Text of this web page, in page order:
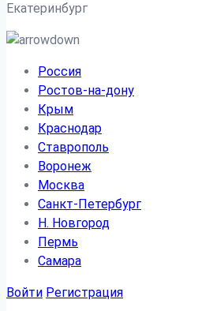
Екатеринбург
Россия
Ростов-на-дону
Крым
Краснодар
Ставрополь
Воронеж
Москва
Санкт-Петербург
Н. Новгород
Пермь
Самара
Войти Регистрация